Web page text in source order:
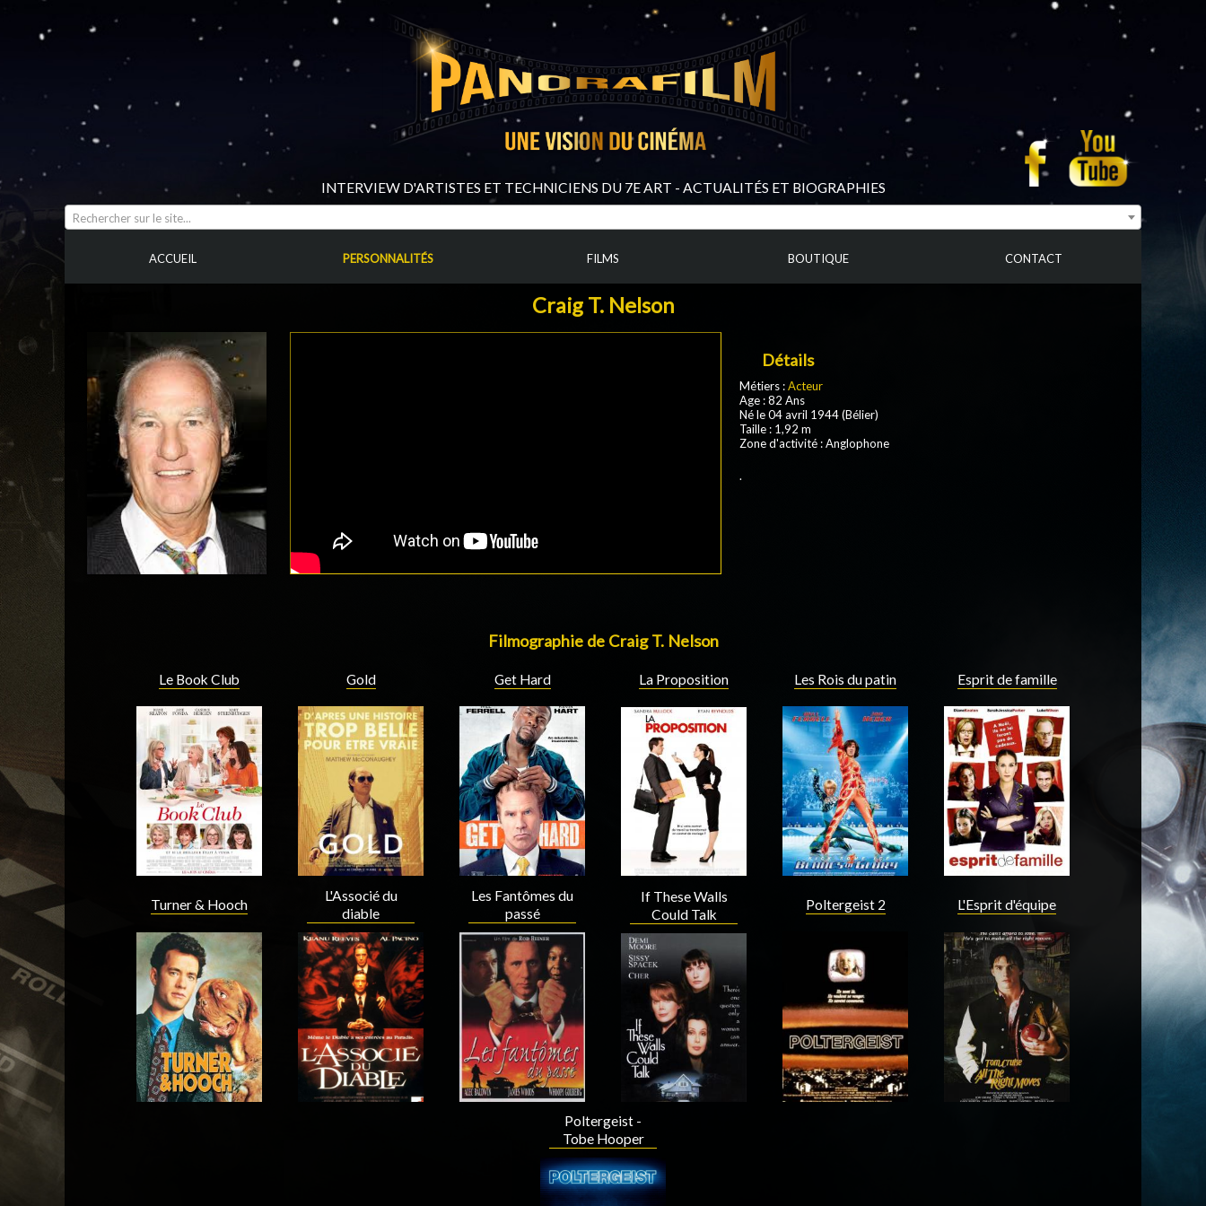
INTERVIEW D'ARTISTES ET TECHNICIENS DU 7E ART - ACTUALITÉS ET BIOGRAPHIES
Rechercher sur le site...
ACCUEIL PERSONNALITÉS FILMS BOUTIQUE CONTACT
Craig T. Nelson
Détails
Métiers :Acteur
Age : 82 Ans
Né le 04 avril 1944 (Bélier)
Taille : 1,92 m
Zone d'activité : Anglophone
.
Filmographie de Craig T. Nelson
Le Book Club
Acteur
Gold
Acteur
Get Hard
Acteur
La Proposition
Acteur
Les Rois du patin
Acteur
Esprit de famille
Acteur
Turner & Hooch
L'Associé du
diable
Les Fantômes du
passé
If These Walls
Could Talk
Poltergeist 2 L'Esprit d'équipe
Poltergeist -
Tobe Hooper